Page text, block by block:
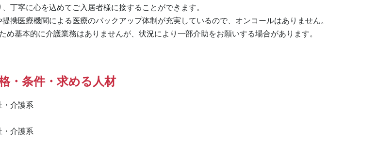
丁寧に心を込めてご入居者様に接することができます。
携医療機関による医療のバックアップ体制が充実しているので、オンコールはありません。
め基本的に介護業務はありませんが、状況により一部介助をお願いする場合があります。
・条件・求める人材
・介護系
・介護系